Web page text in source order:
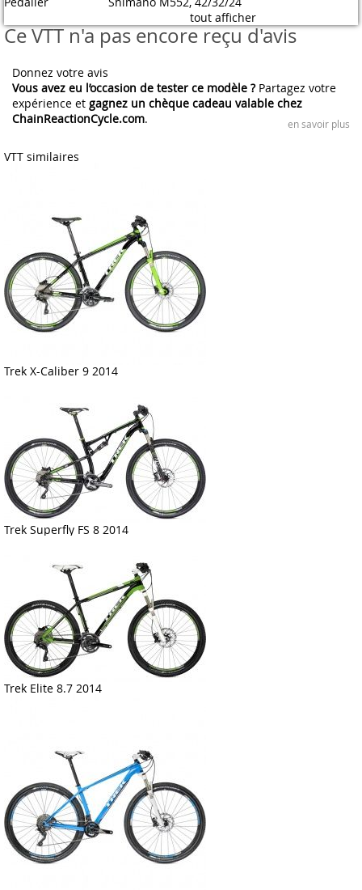
tout afficher
Ce VTT n'a pas encore reçu d'avis
Donnez votre avis
Vous avez eu l’occasion de tester ce modèle ?Partagez votre
expérience et gagnez un chèque cadeau valable chez
ChainReactionCycle.com. en savoir plus
VTT similaires
Trek X-Caliber 9 2014
Trek Superfly FS 8 2014
Trek Elite 8.7 2014